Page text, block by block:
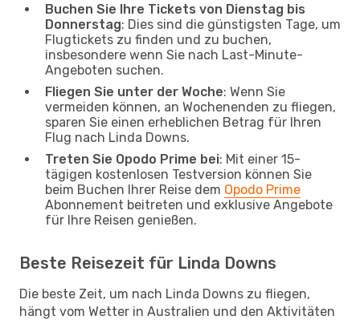
Buchen Sie Ihre Tickets von Dienstag bis
Donnerstag: Dies sind die günstigsten Tage, um
Flugtickets zu finden und zu buchen,
insbesondere wenn Sie nach Last-Minute-
Angeboten suchen.
Fliegen Sie unter der Woche: Wenn Sie
vermeiden können, an Wochenenden zu fliegen,
sparen Sie einen erheblichen Betrag für Ihren
Flug nach Linda Downs.
Treten Sie Opodo Prime bei: Mit einer 15-
tägigen kostenlosen Testversion können Sie
beim Buchen Ihrer Reise dem Opodo Prime
Abonnement beitreten und exklusive Angebote
für Ihre Reisen genießen.
Beste Reisezeit für Linda Downs
Die beste Zeit, um nach Linda Downs zu fliegen,
hängt vom Wetter in Australien und den Aktivitäten